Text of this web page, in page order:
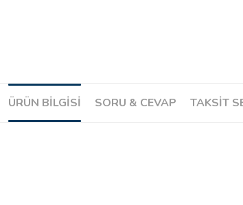
ÜRÜN BILGISI SORU & CEVAP TAKSIT